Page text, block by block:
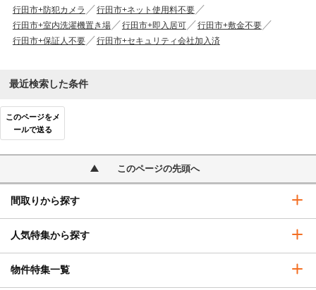
行田市+防犯カメラ
行田市+ネット使用料不要
行田市+室内洗濯機置き場
行田市+即入居可
行田市+敷金不要
行田市+保証人不要
行田市+セキュリティ会社加入済
最近検索した条件
このページをメ
ールで送る
このページの先頭へ
間取りから探す
人気特集から探す
物件特集一覧